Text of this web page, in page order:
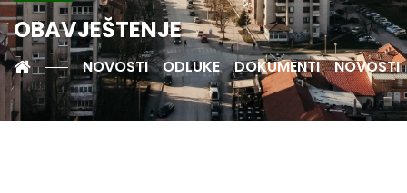
OBAVJEŠTENJE
NOVOSTI ODLUKE DOKUMENTI NOVOSTI